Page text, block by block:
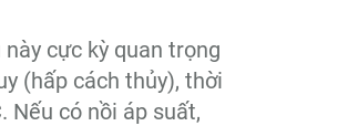
cực kỳ quan trọng
(hấp cách thủy), thời
Nếu có nồi áp suất,